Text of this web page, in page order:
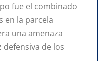
fue el combinado
en la parcela
una amenaza
defensiva de los